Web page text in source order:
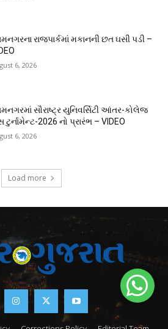
રાજપાર્કમાં મકાનની છત ઘસી પડી –
6, 2026
સૌરાષ્ટ્ર યુનિવર્સિટી આંતર-કોલેજ
ટુર્નામેન્ટ-2026 નો પ્રારંભ – VIDEO
6, 2026
Load more